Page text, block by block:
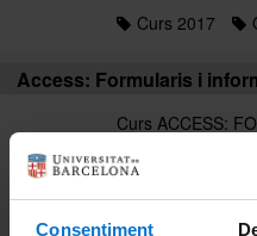
Consentiment
Curs 2017
Access: Formularis i
Curs ACCESS:
CURS 3
UB usuaris de
de dades que
i informes per